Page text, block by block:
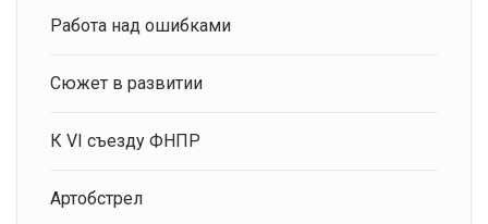
Работа над ошибками
Сюжет в развитии
К VI съезду ФНПР
Артобстрел